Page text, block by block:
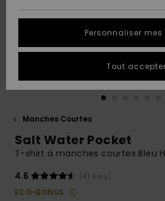
A
Découvrir
A
Découvrir
tailles
conversation
obtenir la
plus rapide
à votre
Démarrer
QUIKSILVER
Manches Courtes
Salt Water Pocket
T-shirt à manches courtes Bleu
4.6
(41 Avis)
ECO-BONUS
Personnaliser
Tout accepter